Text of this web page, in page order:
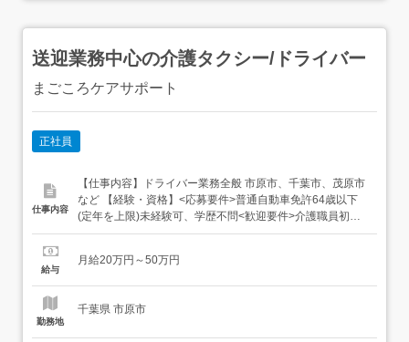
送迎業務中心の介護タクシー/ドライバー
まごころケアサポート
正社員
仕事内容
【仕事内容】ドライバー業務全般 市原市、千葉市、茂原市
など 【経験・資格】<応募要件>普通自動車免許64歳以下
(定年を上限)未経験可、学歴不問<歓迎要件>介護職員初任
者研修修了者は尚可普通自動車第二種免許は尚可 【給与】
能力による賞与 年2回・310,000円～460,000円(実績)乗務
給与
月給20万円～50万円
勤務地
千葉県 市原市